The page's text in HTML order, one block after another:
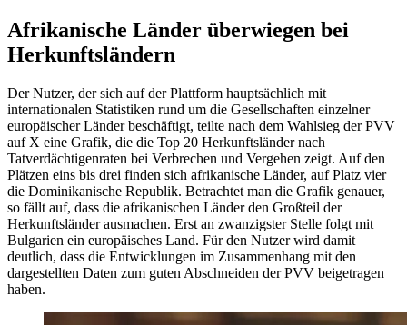
Afrikanische Länder überwiegen bei
Herkunftsländern
Der Nutzer, der sich auf der Plattform hauptsächlich mit
internationalen Statistiken rund um die Gesellschaften einzelner
europäischer Länder beschäftigt, teilte nach dem Wahlsieg der PVV
auf X eine Grafik, die die Top 20 Herkunftsländer nach
Tatverdächtigenraten bei Verbrechen und Vergehen zeigt. Auf den
Plätzen eins bis drei finden sich afrikanische Länder, auf Platz vier
die Dominikanische Republik. Betrachtet man die Grafik genauer,
so fällt auf, dass die afrikanischen Länder den Großteil der
Herkunftsländer ausmachen. Erst an zwanzigster Stelle folgt mit
Bulgarien ein europäisches Land. Für den Nutzer wird damit
deutlich, dass die Entwicklungen im Zusammenhang mit den
dargestellten Daten zum guten Abschneiden der PVV beigetragen
haben.